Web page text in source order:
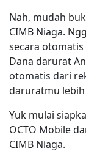
Nah, mudah
CIMB Niaga.
secara otomatis
Dana darurat
otomatis dari
daruratmu
Yuk mulai
OCTO Mobile
CIMB Niaga.